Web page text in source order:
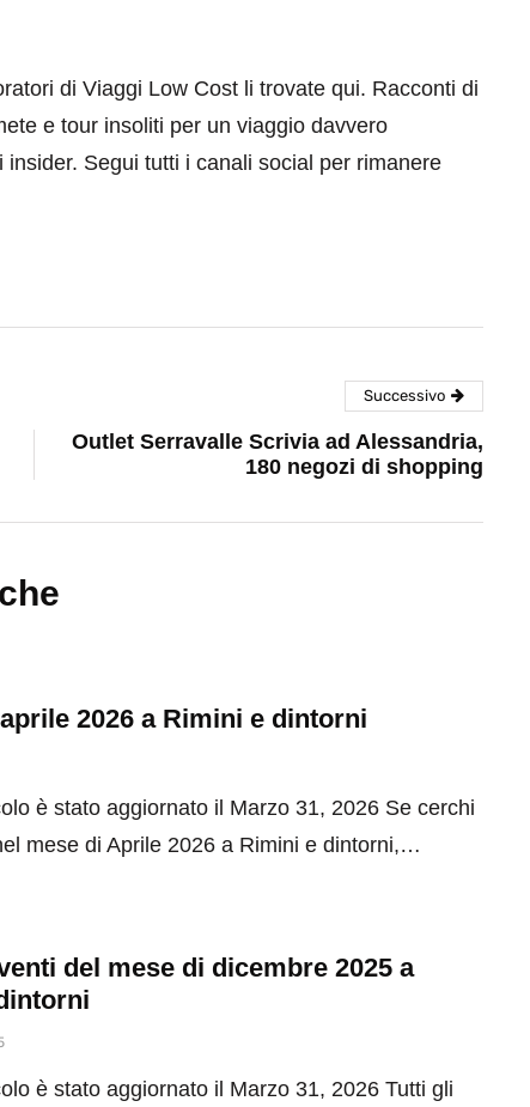
di Viaggi Low Cost li trovate qui. Racconti di
e tour insoliti per un viaggio davvero
Segui tutti i canali social per rimanere
Successivo
Outlet Serravalle Scrivia ad Alessandria,
180 negozi di shopping
2026 a Rimini e dintorni
è stato aggiornato il Marzo 31, 2026 Se cerchi
mese di Aprile 2026 a Rimini e dintorni,…
del mese di dicembre 2025 a
è stato aggiornato il Marzo 31, 2026 Tutti gli